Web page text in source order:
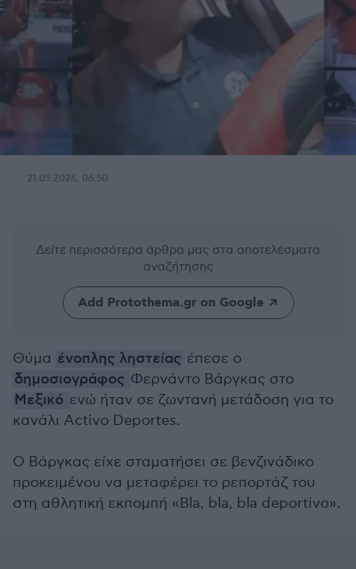
21.05.2026, 06:50
Δείτε περισσότερα άρθρα μας στα αποτελέσματα
αναζήτησης
Add Protothema.gr on Google
Θύμα ένοπλης ληστείας έπεσε ο
δημοσιογράφος Φερνάντο Βάργκας στο
Μεξικό ενώ ήταν σε ζωντανή μετάδοση για το
κανάλι Activo Deportes.
Ο Βάργκας είχε σταματήσει σε βενζινάδικο
προκειμένου να μεταφέρει το ρεπορτάζ του
στη αθλητική εκπομπή «Bla, bla, bla deportivo».